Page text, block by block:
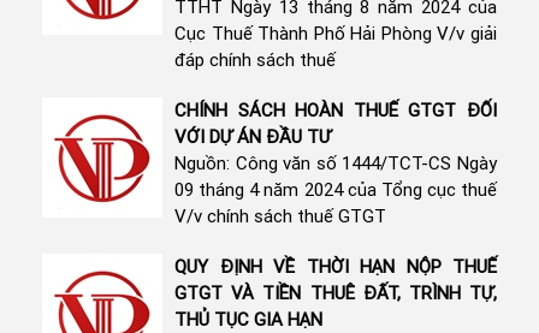
TTHT Ngày 13 tháng 8 năm 2024 của
Cục Thuế Thành Phố Hải Phòng V/v giải
đáp chính sách thuế
CHÍNH SÁCH HOÀN THUẾ GTGT ĐỐI
VỚI DỰ ÁN ĐẦU TƯ
Nguồn: Công văn số 1444/TCT-CS Ngày
09 tháng 4 năm 2024 của Tổng cục thuế
V/v chính sách thuế GTGT
QUY ĐỊNH VỀ THỜI HẠN NỘP THUẾ
GTGT VÀ TIỀN THUÊ ĐẤT, TRÌNH TỰ,
THỦ TỤC GIA HẠN